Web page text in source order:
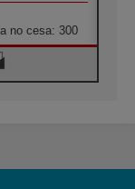
no cesa: 300
solo la